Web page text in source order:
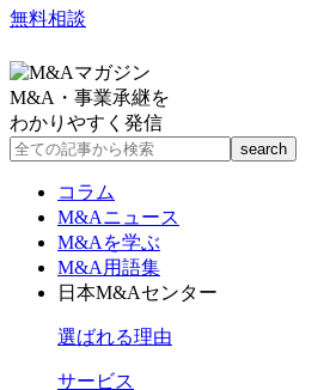
無料相談
M&A・事業承継を
わかりやすく発信
コラム
M&Aニュース
M&Aを学ぶ
M&A用語集
日本M&Aセンター
選ばれる理由
サービス